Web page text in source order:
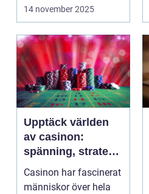
längre...
14 november 2025
Upptäck världen
av casinon:
spänning, strategi
och tur
Casinon har fascinerat
människor över hela